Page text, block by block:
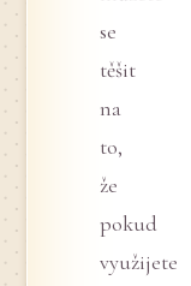
se
těšit
na
to,
že
pokud
využijete